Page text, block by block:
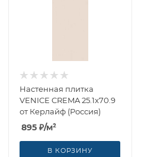
Настенная плитка
VENICE CREMA 25.1x70.9
от Керлайф (Россия)
895 ₽/м²
В КОРЗИНУ